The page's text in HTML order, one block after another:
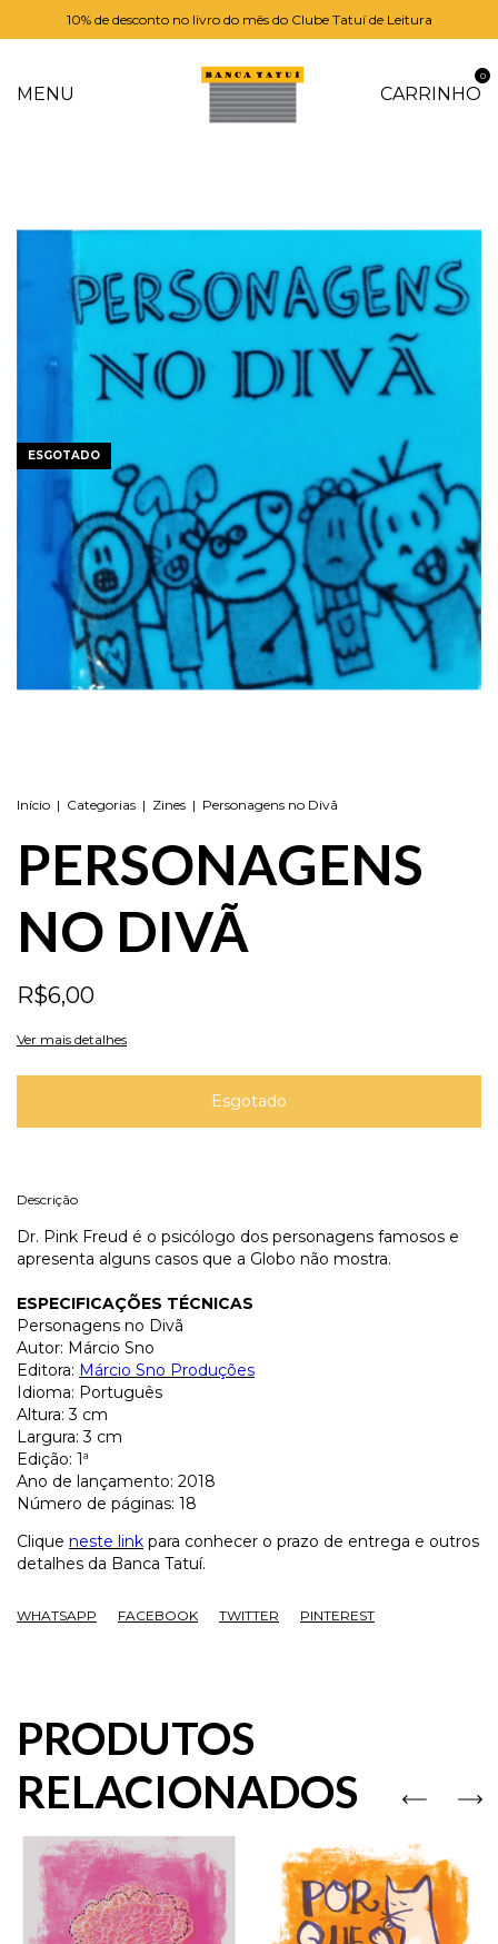
10% de desconto no livro do mês do Clube Tatuí de Leitura
MENU CARRINHO
0
ESGOTADO
Início | Categorias | Zines | Personagens no Divã
PERSONAGENS
NO DIVÃ
R$6,00
Ver mais detalhes
Descrição
Dr. Pink Freud é o psicólogo dos personagens famosos e
apresenta alguns casos que a Globo não mostra.
ESPECIFICAÇÕES TÉCNICAS
Personagens no Divã
Autor: Márcio Sno
Editora: Márcio Sno Produções
Idioma: Português
Altura: 3 cm
Largura: 3 cm
Edição: 1ª
Ano de lançamento: 2018
Número de páginas: 18
Clique neste link para conhecer o prazo de entrega e outros
detalhes da Banca Tatuí.
WHATSAPP FACEBOOK TWITTER PINTEREST
PRODUTOS
RELACIONADOS